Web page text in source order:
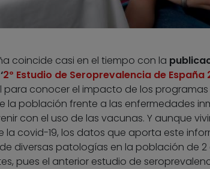
coincide casi en el tiempo con la
2º Estudio de Seroprevalencia de España
conocer el impacto de los
la población frente a las enfermedades
con el uso de las vacunas. Y aunque
la covid-19, los datos que aporta este
diversas patologías en la población de 2
pues el anterior estudio de